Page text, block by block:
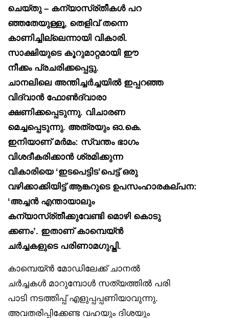
ചെയ്തു – കന്യാസ്ര്തീകൾ പറ
ഞ്ഞതേയുള്ളൂ, തെളിവ് തന്നെ
കാണിച്ചില്ലെന്നായി വികാരി.
സാക്ഷിയുടെ കൂറുമാറ്റമായി ഈ
നീക്കം പ്രചരിക്കപ്പെട്ടു.
ചാനലിലെ അന്തിച്ചർച്ചയിൽ ഇപ്പറഞ്ഞ
വിദ്വാൻ ഫോൺദ്വാരാ
ക്ഷണിക്കപ്പെടുന്നു. വിചാരണ
മെച്ചപ്പെടുന്നു. അത്രയും ഓ.കെ.
ഇനിയാണ് മർമം: സ്വന്തം ഭാഗം
വിശദീകരിക്കാൻ ശ്രമിക്കുന്ന
വികാരിയെ ‘ഇടപെട്ടിട’പെട്ട് ഒരു
വഴിക്കാക്കിയിട്ട് ആങ്കറുടെ ഉപസംഹാരകല്പന:
‘അച്ചൻ എന്തായാലും
കന്യാസ്ര്തീക്കുവേണ്ടി മൊഴി കൊടു
ക്കണം’. ഇതാണ് കാമ്പെയ്ൻ
ചർച്ചകളുടെ പരിണാമഗുപ്തി.
കാമ്പെയ്ൻ മോഡിലേക്ക് ചാനൽ
ചർച്ചകൾ മാറുമ്പോൾ സത്യത്തിൽ പരി
പാടി നടത്തിപ്പ് എളുപ്പപ്പണിയാവുന്നു.
അവതരിപ്പിക്കേണ്ട വഹയും ദിശയും